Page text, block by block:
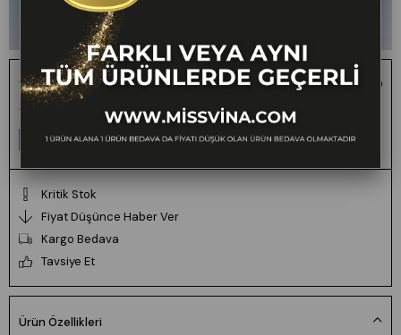
Virella Geniş Kol Oversize V Yaka Saten Elbise
1 ALANA 1 BEDAVA - FARKLI VEYA AYNI TÜM ÜRÜNLERDE GEÇERLİ
Para Puan TL (50 puan 5₺) :0
Kritik Stok
Fiyat Düşünce Haber Ver
Kargo Bedava
Tavsiye Et
Ürün Özellikleri